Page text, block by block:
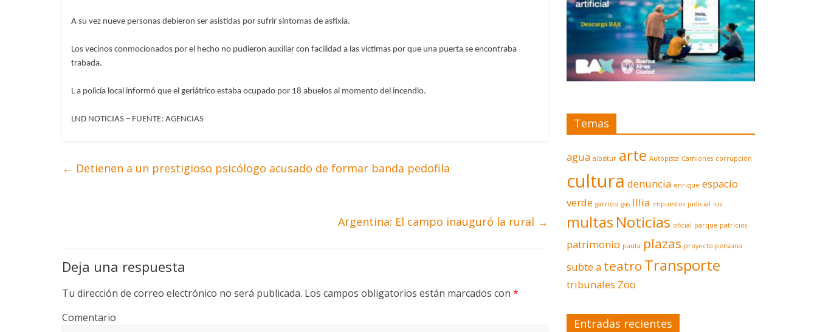
A su vez nueve personas debieron ser asistidas por sufrir síntomas de asfixia.
Los vecinos conmocionados por el hecho no pudieron auxiliar con facilidad a las victimas por que una puerta se encontraba
trabada.
L a policía local informó que el geriátrico estaba ocupado por 18 abuelos al momento del incendio.
LND NOTICIAS – FUENTE: AGENCIAS
← Detienen a un prestigioso psicólogo acusado de formar banda pedofila
Argentina: El campo inauguró la rural →
Deja una respuesta
Tu dirección de correo electrónico no será publicada. Los campos obligatorios están marcados con *
Comentario
Temas
agua albistur arte Autopista Camiones corrupción
cultura denuncia enrique espacio
verde garrido gas Illia impuestos judicial luz
multas Noticias oficial parque patricios
patrimonio pauta plazas proyecto persiana
subte a teatro Transporte
tribunales Zoo
Entradas recientes